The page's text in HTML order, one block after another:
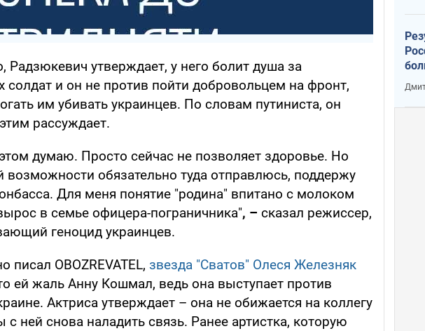
Радзюкевич утверждает, у него болит душа за
солдат и он не против пойти добровольцем на фронт,
им убивать украинцев. По словам путиниста, он
рассуждает.
думаю. Просто сейчас не позволяет здоровье. Но
возможности обязательно туда отправлюсь, поддержу
Для меня понятие "родина" впитано с молоком
в семье офицера-пограничника", – сказал режиссер,
геноцид украинцев.
писал OBOZREVATEL, звезда "Сватов" Олеся Железняк
ей жаль Анну Кошмал, ведь она выступает против
Актриса утверждает – она не обижается на коллегу
с ней снова наладить связь. Ранее артистка, которую